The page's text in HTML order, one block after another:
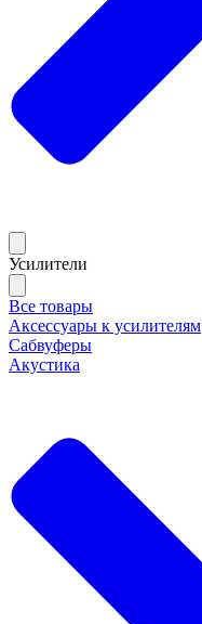
Усилители
Все товары
Аксессуары к усилителям
Сабвуферы
Акустика